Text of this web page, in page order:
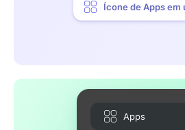
Ícone de Apps em
Apps